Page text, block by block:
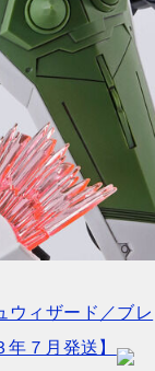
ウィザード／ブレ
７月発送】